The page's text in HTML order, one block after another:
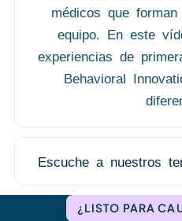
médicos que
equipo. En este
experiencias de
Behavioral
Escuche a nuestros
¿LISTO PARA